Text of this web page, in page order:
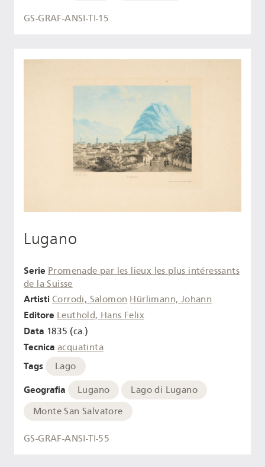
GS-GRAF-ANSI-TI-15
Lugano
Serie Promenade par les lieux les plus intéressants
de la Suisse
Artisti Corrodi, Salomon Hürlimann, Johann
Editore Leuthold, Hans Felix
Data 1835 (ca.)
Tecnica acquatinta
Tags Lago
Geografia Lugano
Lago di Lugano
Monte San Salvatore
GS-GRAF-ANSI-TI-55